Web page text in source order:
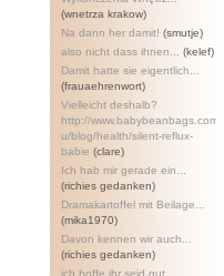
(wnetrza krakow)
Na dann her damit! (smutje)
also nicht dass ihnen...
(kelef)
Damit hatte sie eigentlich...
(frauaehrenwort)
Vielleicht deshalb?
http://www.babybeanbags.com.a
u/blog/health/silent-reflux-
babie (clare)
Ich hab mir gerade ein...
(richies gedanken)
Dramakartoffel mit Beilage...
(mika1970)
Davon kennen wir auch...
(richies gedanken)
ich hoffe ihr seid gut...